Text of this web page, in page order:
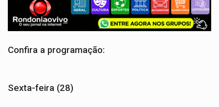
Confira a programação:
Sexta-feira (28)